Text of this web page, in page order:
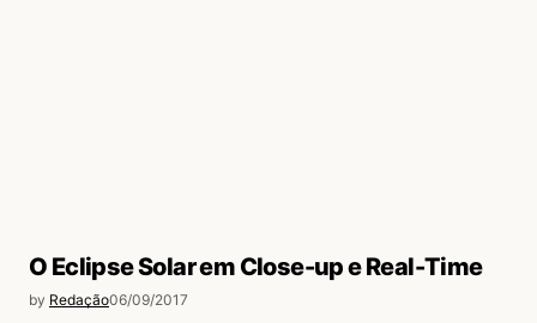
O Eclipse Solar em Close-up e Real-Time
by Redação06/09/2017